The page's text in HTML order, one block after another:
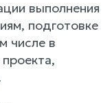
выполнения
подготовке
числе в